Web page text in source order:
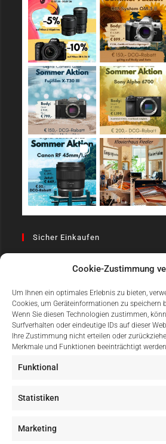
Cookie-Zustimmung
Um Ihnen ein optimales Erlebnis zu bieten,
Cookies, um Geräteinformationen zu speichern
Wenn Sie diesen Technologien zustimmen,
Surfverhalten oder eindeutige IDs auf dieser
Ihre Zustimmung nicht erteilen oder
Merkmale und Funktionen beeinträchtigt
Funktional
Statistiken
Marketing
Sicher Einkaufen
Einfach Online Bezahlen